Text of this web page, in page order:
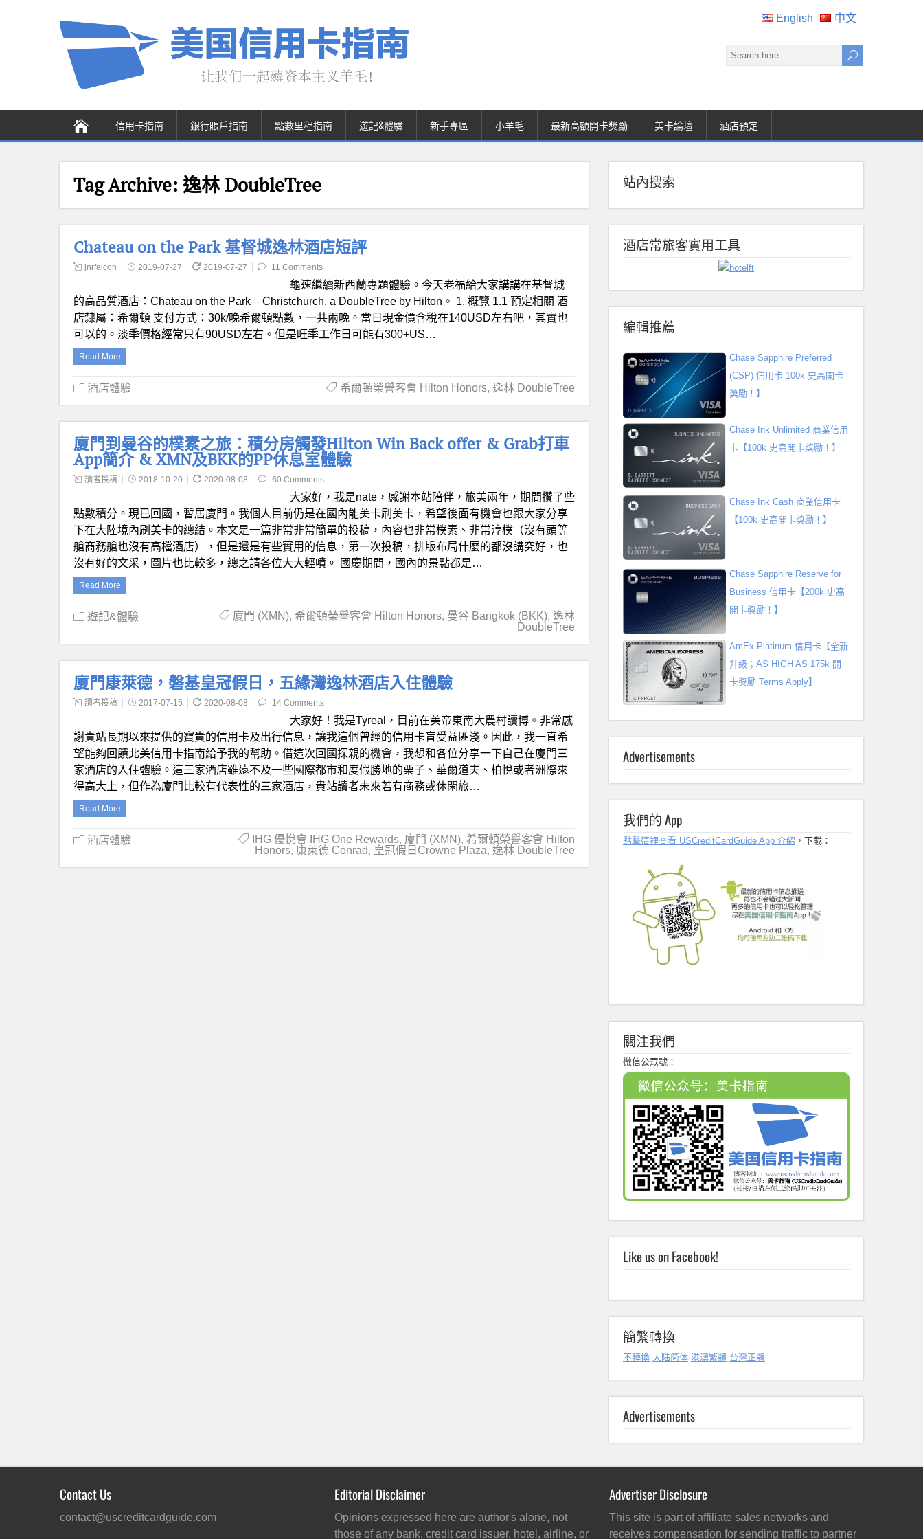
English 中文
信用卡指南 銀行賬戶指南 點數里程指南 遊記&體驗 新手專區 小羊毛 最新高額開卡獎勵 美卡論壇 酒店預定
Tag Archive: 逸林 DoubleTree
Chateau on the Park 基督城逸林酒店短評
jnrfalcon 2019-07-27 2019-07-27 11 Comments
龜速繼續新西蘭專題體驗。今天老福給大家講講在基督城
的高品質酒店：Chateau on the Park – Christchurch, a DoubleTree by Hilton。 1. 概覽 1.1 預定相關 酒
店隸屬：希爾頓 支付方式：30k/晚希爾頓點數，一共兩晚。當日現金價含稅在140USD左右吧，其實也
可以的。淡季價格經常只有90USD左右。但是旺季工作日可能有300+US…
Read More
酒店體驗 希爾頓榮譽客會 Hilton Honors, 逸林 DoubleTree
廈門到曼谷的樸素之旅：積分房觸發Hilton Win Back offer & Grab打車
App簡介 & XMN及BKK的PP休息室體驗
讀者投稿 2018-10-20 2020-08-08 60 Comments
大家好，我是nate，感謝本站陪伴，旅美兩年，期間攢了些
點數積分。現已回國，暫居廈門。我個人目前仍是在國內能美卡刷美卡，希望後面有機會也跟大家分享
下在大陸境內刷美卡的總結。本文是一篇非常非常簡單的投稿，內容也非常樸素、非常淳樸（沒有頭等
艙商務艙也沒有高檔酒店），但是還是有些實用的信息，第一次投稿，排版布局什麼的都沒講究好，也
沒有好的文采，圖片也比較多，總之請各位大大輕噴。 國慶期間，國內的景點都是…
Read More
遊記&體驗 廈門 (XMN), 希爾頓榮譽客會 Hilton Honors, 曼谷 Bangkok (BKK), 逸林
DoubleTree
廈門康萊德，磐基皇冠假日，五緣灣逸林酒店入住體驗
讀者投稿 2017-07-15 2020-08-08 14 Comments
大家好！我是Tyreal，目前在美帝東南大農村讀博。非常感
謝貴站長期以來提供的寶貴的信用卡及出行信息，讓我這個曾經的信用卡盲受益匪淺。因此，我一直希
望能夠回饋北美信用卡指南給予我的幫助。借這次回國探親的機會，我想和各位分享一下自己在廈門三
家酒店的入住體驗。這三家酒店雖遠不及一些國際都市和度假勝地的栗子、華爾道夫、柏悅或者洲際來
得高大上，但作為廈門比較有代表性的三家酒店，貴站讀者未來若有商務或休閑旅…
Read More
酒店體驗 IHG 優悅會 IHG One Rewards, 廈門 (XMN), 希爾頓榮譽客會 Hilton
Honors, 康萊德 Conrad, 皇冠假日Crowne Plaza, 逸林 DoubleTree
站內搜索
酒店常旅客實用工具
編輯推薦
Chase Sapphire Preferred
(CSP) 信用卡 100k 史高開卡
獎勵！】
Chase Ink Unlimited 商業信用
卡【100k 史高開卡獎勵！】
Chase Ink Cash 商業信用卡
【100k 史高開卡獎勵！】
Chase Sapphire Reserve for
Business 信用卡【200k 史高
開卡獎勵！】
AmEx Platinum 信用卡【全新
升級；AS HIGH AS 175k 開
卡獎勵 Terms Apply】
Advertisements
我們的 App
點擊這裡查看 USCreditCardGuide App 介紹 ，下載：
關注我們
微信公眾號：
Like us on Facebook!
簡繁轉換
不轉換 大陆简体 港澳繁體 台灣正體
Advertisements
Contact Us
contact@uscreditcardguide.com
Editorial Disclaimer
Opinions expressed here are author's alone, not
those of any bank, credit card issuer, hotel, airline, or
Advertiser Disclosure
This site is part of affiliate sales networks and
receives compensation for sending traffic to partner